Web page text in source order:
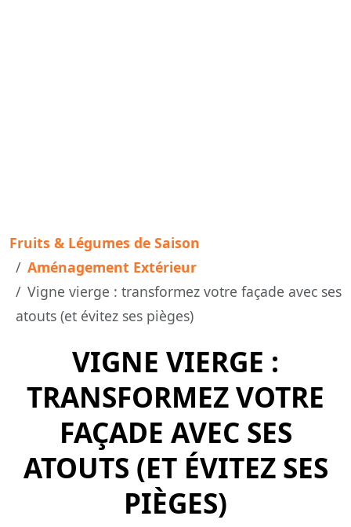
Fruits & Légumes de Saison
Aménagement Extérieur
Vigne vierge : transformez votre façade avec ses
atouts (et évitez ses pièges)
VIGNE VIERGE :
TRANSFORMEZ VOTRE
FAÇADE AVEC SES
ATOUTS (ET ÉVITEZ SES
PIÈGES)